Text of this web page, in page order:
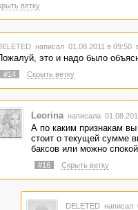
ветку
написал 01.08.2011 в 09:50
это и надо было
#14 Скрыть ветку
Leorina написала
А по каким признакам
стоит о текущей сумме
баксов или можно
#16 Скрыть ветку
DELETED написал